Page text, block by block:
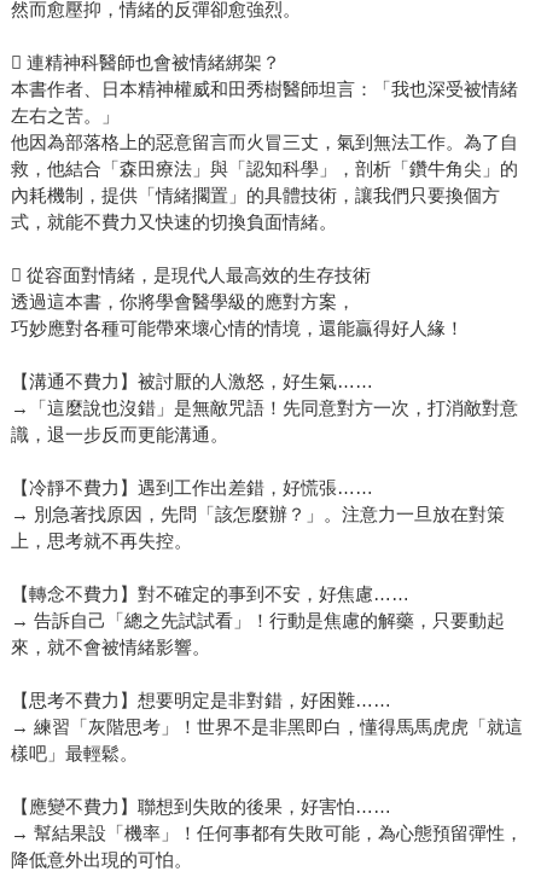
然而愈壓抑，情緒的反彈卻愈強烈。
 連精神科醫師也會被情緒綁架？
本書作者、日本精神權威和田秀樹醫師坦言：「我也深受被情緒
左右之苦。」
他因為部落格上的惡意留言而火冒三丈，氣到無法工作。為了自
救，他結合「森田療法」與「認知科學」，剖析「鑽牛角尖」的
內耗機制，提供「情緒擱置」的具體技術，讓我們只要換個方
式，就能不費力又快速的切換負面情緒。
 從容面對情緒，是現代人最高效的生存技術
透過這本書，你將學會醫學級的應對方案，
巧妙應對各種可能帶來壞心情的情境，還能贏得好人緣！
【溝通不費力】被討厭的人激怒，好生氣……
→「這麼說也沒錯」是無敵咒語！先同意對方一次，打消敵對意
識，退一步反而更能溝通。
【冷靜不費力】遇到工作出差錯，好慌張……
→ 別急著找原因，先問「該怎麼辦？」。注意力一旦放在對策
上，思考就不再失控。
【轉念不費力】對不確定的事到不安，好焦慮……
→ 告訴自己「總之先試試看」！行動是焦慮的解藥，只要動起
來，就不會被情緒影響。
【思考不費力】想要明定是非對錯，好困難……
→ 練習「灰階思考」！世界不是非黑即白，懂得馬馬虎虎「就這
樣吧」最輕鬆。
【應變不費力】聯想到失敗的後果，好害怕……
→ 幫結果設「機率」！任何事都有失敗可能，為心態預留彈性，
降低意外出現的可怕。